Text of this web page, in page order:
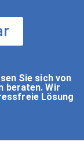
Sie sich von
beraten. Wir
Lösung